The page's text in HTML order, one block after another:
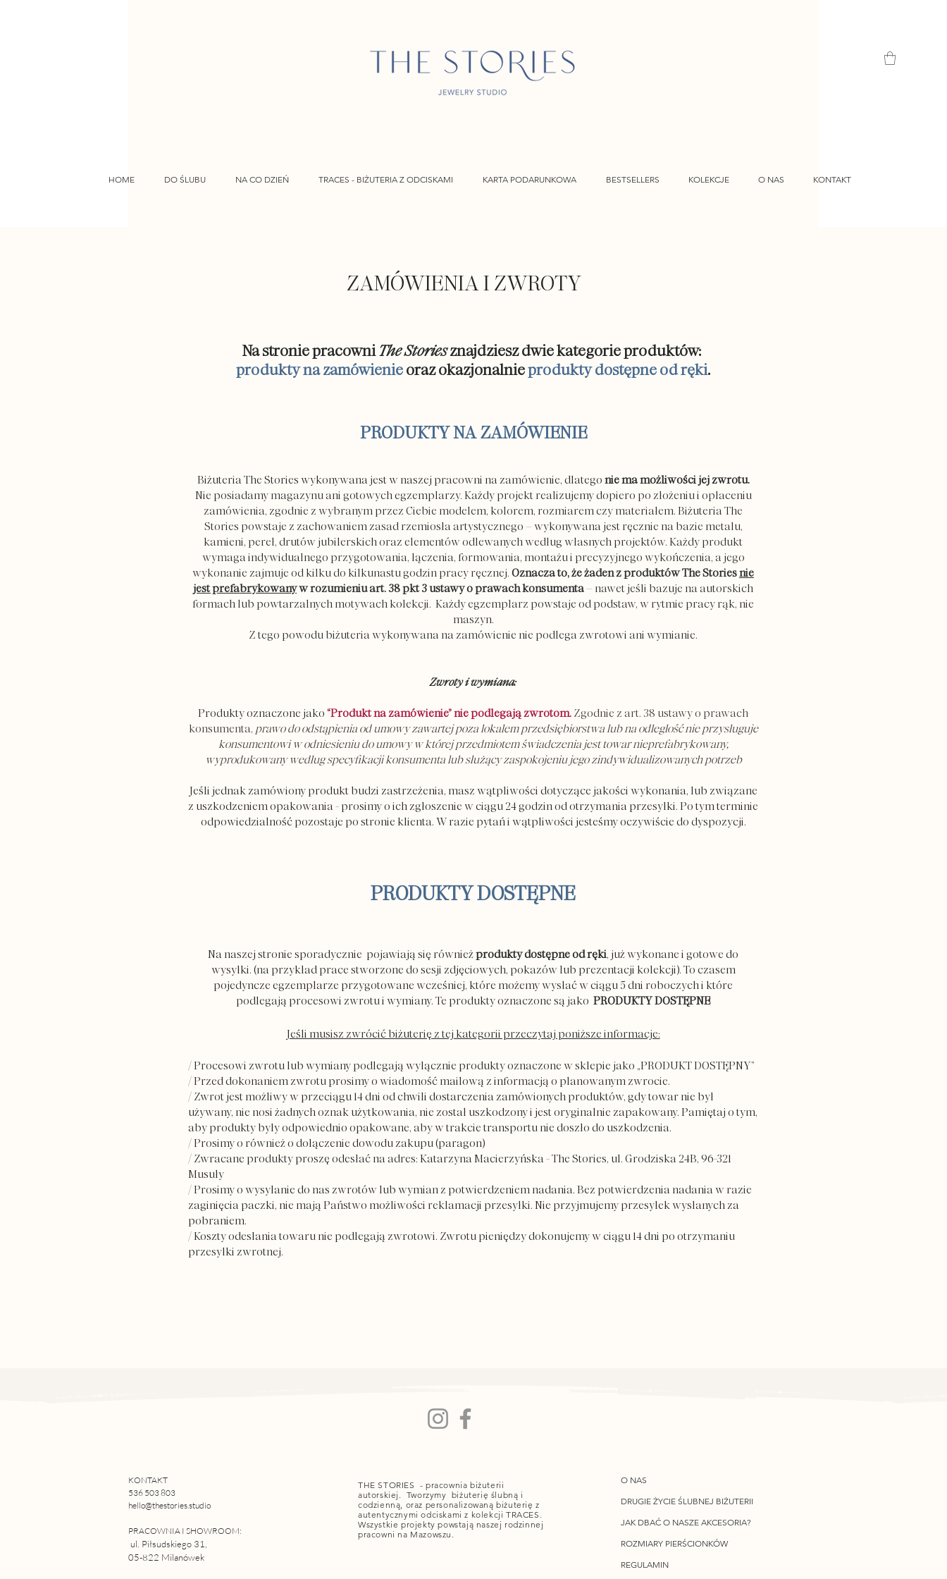
HOME DO ŚLUBU NA CO DZIEŃ TRACES - BIŻUTERIA Z ODCISKAMI KARTA PODARUNKOWA BESTSELLERS KOLEKCJE O NAS KONTAKT
ZAMÓWIENIA I ZWROTY
Na stronie pracowniThe Storiesznajdziesz dwie kategorie produktów:
produkty na zamówienieoraz okazjonalnieprodukty dostępne od ręki.
PRODUKTY NA ZAMÓWIENIE
Biżuteria The Stories wykonywana jest w naszej pracowni na zamówienie, dlategonie ma możliwości jej zwrotu.
Nie posiadamy magazynu ani gotowych egzemplarzy. Każdy projekt realizujemy dopiero po złożeniu i opłaceniu
zamówienia, zgodnie z wybranym przez Ciebie modelem, kolorem, rozmiarem czy materiałem. Biżuteria The
Stories powstaje z zachowaniem zasad rzemiosła artystycznego – wykonywana jest ręcznie na bazie metalu,
kamieni, pereł, drutów jubilerskich oraz elementów odlewanych według własnych projektów. Każdy produkt
wymaga indywidualnego przygotowania, łączenia, formowania, montażu i precyzyjnego wykończenia, a jego
wykonanie zajmuje od kilku do kilkunastu godzin pracy ręcznej.Oznacza to, że żaden z produktów The Storiesnie
jest prefabrykowanyw rozumieniu art. 38 pkt 3 ustawy o prawach konsumenta– nawet jeśli bazuje na autorskich
formach lub powtarzalnych motywach kolekcji. Każdy egzemplarz powstaje od podstaw, w rytmie pracy rąk, nie
maszyn.
Z tego powodu biżuteria wykonywana na zamówienie nie podlega zwrotowi ani wymianie.
Zwroty i wymiana:
Produkty oznaczone jako“Produkt na zamówienie” nie podlegają zwrotom.Zgodnie z art. 38 ustawy o prawach
konsumenta, prawo do odstąpienia od umowy zawartej poza lokalem przedsiębiorstwa lub na odległość nie przysługuje
konsumentowi w odniesieniu do umowy w której przedmiotem świadczenia jest towar nieprefabrykowany,
wyprodukowany według specyfikacji konsumenta lub służący zaspokojeniu jego zindywidualizowanych potrzeb
Jeśli jednak zamówiony produkt budzi zastrzeżenia, masz wątpliwości dotyczące jakości wykonania, lub związane
z uszkodzeniem opakowania - prosimy o ich zgłoszenie w ciągu 24 godzin od otrzymania przesyłki. Po tym terminie
odpowiedzialność pozostaje po stronie klienta. W razie pytań i wątpliwości jesteśmy oczywiście do dyspozycji.
PRODUKTY DOSTĘPNE
Na naszej stronie sporadycznie pojawiają się równieżprodukty dostępne od ręki, już wykonane i gotowe do
wysyłki. (na przykład prace stworzone do sesji zdjęciowych, pokazów lub prezentacji kolekcji). To czasem
pojedyncze egzemplarze przygotowane wcześniej, które możemy wysłać w ciągu 5 dni roboczych i które
podlegają procesowi zwrotu i wymiany. Te produkty oznaczone są jako PRODUKTY DOSTĘPNE
Jeśli musisz zwrócić biżuterię z tej kategorii przeczytaj poniższe informacje:
/ Procesowi zwrotu lub wymiany podlegają wyłącznie produkty oznaczone w sklepie jako „PRODUKT DOSTĘPNY”
/ Przed dokonaniem zwrotu prosimy o wiadomość mailową z informacją o planowanym zwrocie.
/ Zwrot jest możliwy w przeciągu 14 dni od chwili dostarczenia zamówionych produktów, gdy towar nie był
używany, nie nosi żadnych oznak użytkowania, nie został uszkodzony i jest oryginalnie zapakowany. Pamiętaj o tym,
aby produkty były odpowiednio opakowane, aby w trakcie transportu nie doszło do uszkodzenia.
/ Prosimy o również o dołączenie dowodu zakupu (paragon)
/ Zwracane produkty proszę odesłać na adres: Katarzyna Macierzyńska - The Stories, ul. Grodziska 24B, 96-321
Musuły
/ Prosimy o wysyłanie do nas zwrotów lub wymian z potwierdzeniem nadania. Bez potwierdzenia nadania w razie
zaginięcia paczki, nie mają Państwo możliwości reklamacji przesyłki. Nie przyjmujemy przesyłek wysłanych za
pobraniem.
/ Koszty odesłania towaru nie podlegają zwrotowi. Zwrotu pieniędzy dokonujemy w ciągu 14 dni po otrzymaniu
przesyłki zwrotnej.
KONTAKT
536 503 803
hello@thestories.studio
PRACOWNIA I SHOWROOM:
ul. Piłsudskiego 31,
05-822 Milanówek
THE STORIES - pracownia biżuterii
autorskiej. Tworzymy biżuterię ślubną i
codzienną, oraz personalizowaną biżuterię z
autentycznymi odciskami z kolekcji TRACES.
Wszystkie projekty powstają naszej rodzinnej
pracowni na Mazowszu.
O NAS
DRUGIE ŻYCIE ŚLUBNEJ BIŻUTERII
JAK DBAĆ O NASZE AKCESORIA?
ROZMIARY PIERŚCIONKÓW
REGULAMIN